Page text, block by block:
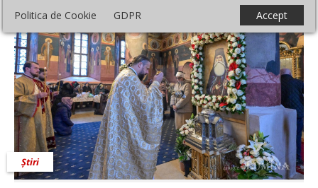
Politica de Cookie GDPR Accept
Știri